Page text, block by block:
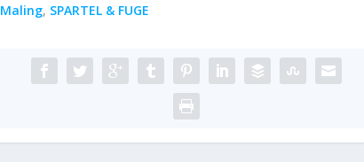
Maling, SPARTEL & FUGE